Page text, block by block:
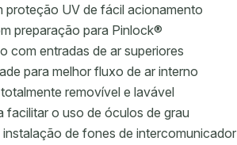
proteção UV de fácil acionamento
preparação para Pinlock®
com entradas de ar superiores
para melhor fluxo de ar interno
removível e lavável
facilitar o uso de óculos de grau
de fones de intercomunicador